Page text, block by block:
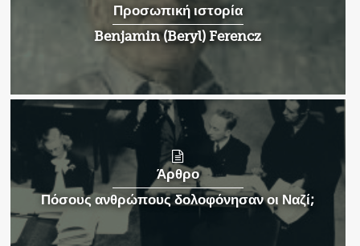
Προσωπική ιστορία
Benjamin (Beryl) Ferencz
Άρθρο
Πόσους ανθρώπους δολοφόνησαν οι Ναζί;